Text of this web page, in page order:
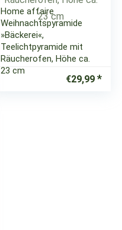
Home affaire
Weihnachtspyramide
»Bäckerei«,
Teelichtpyramide mit
Räucherofen, Höhe ca.
23 cm
€29,99